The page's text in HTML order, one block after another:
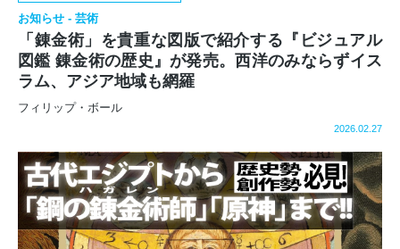
お知らせ - 芸術
「錬金術」を貴重な図版で紹介する『ビジュアル
図鑑 錬金術の歴史』が発売。西洋のみならずイス
ラム、アジア地域も網羅
フィリップ・ボール
2026.02.27